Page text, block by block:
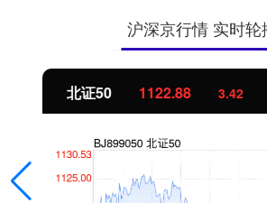
沪深京行情 实时轮
创业板指 3515.56 -19.58